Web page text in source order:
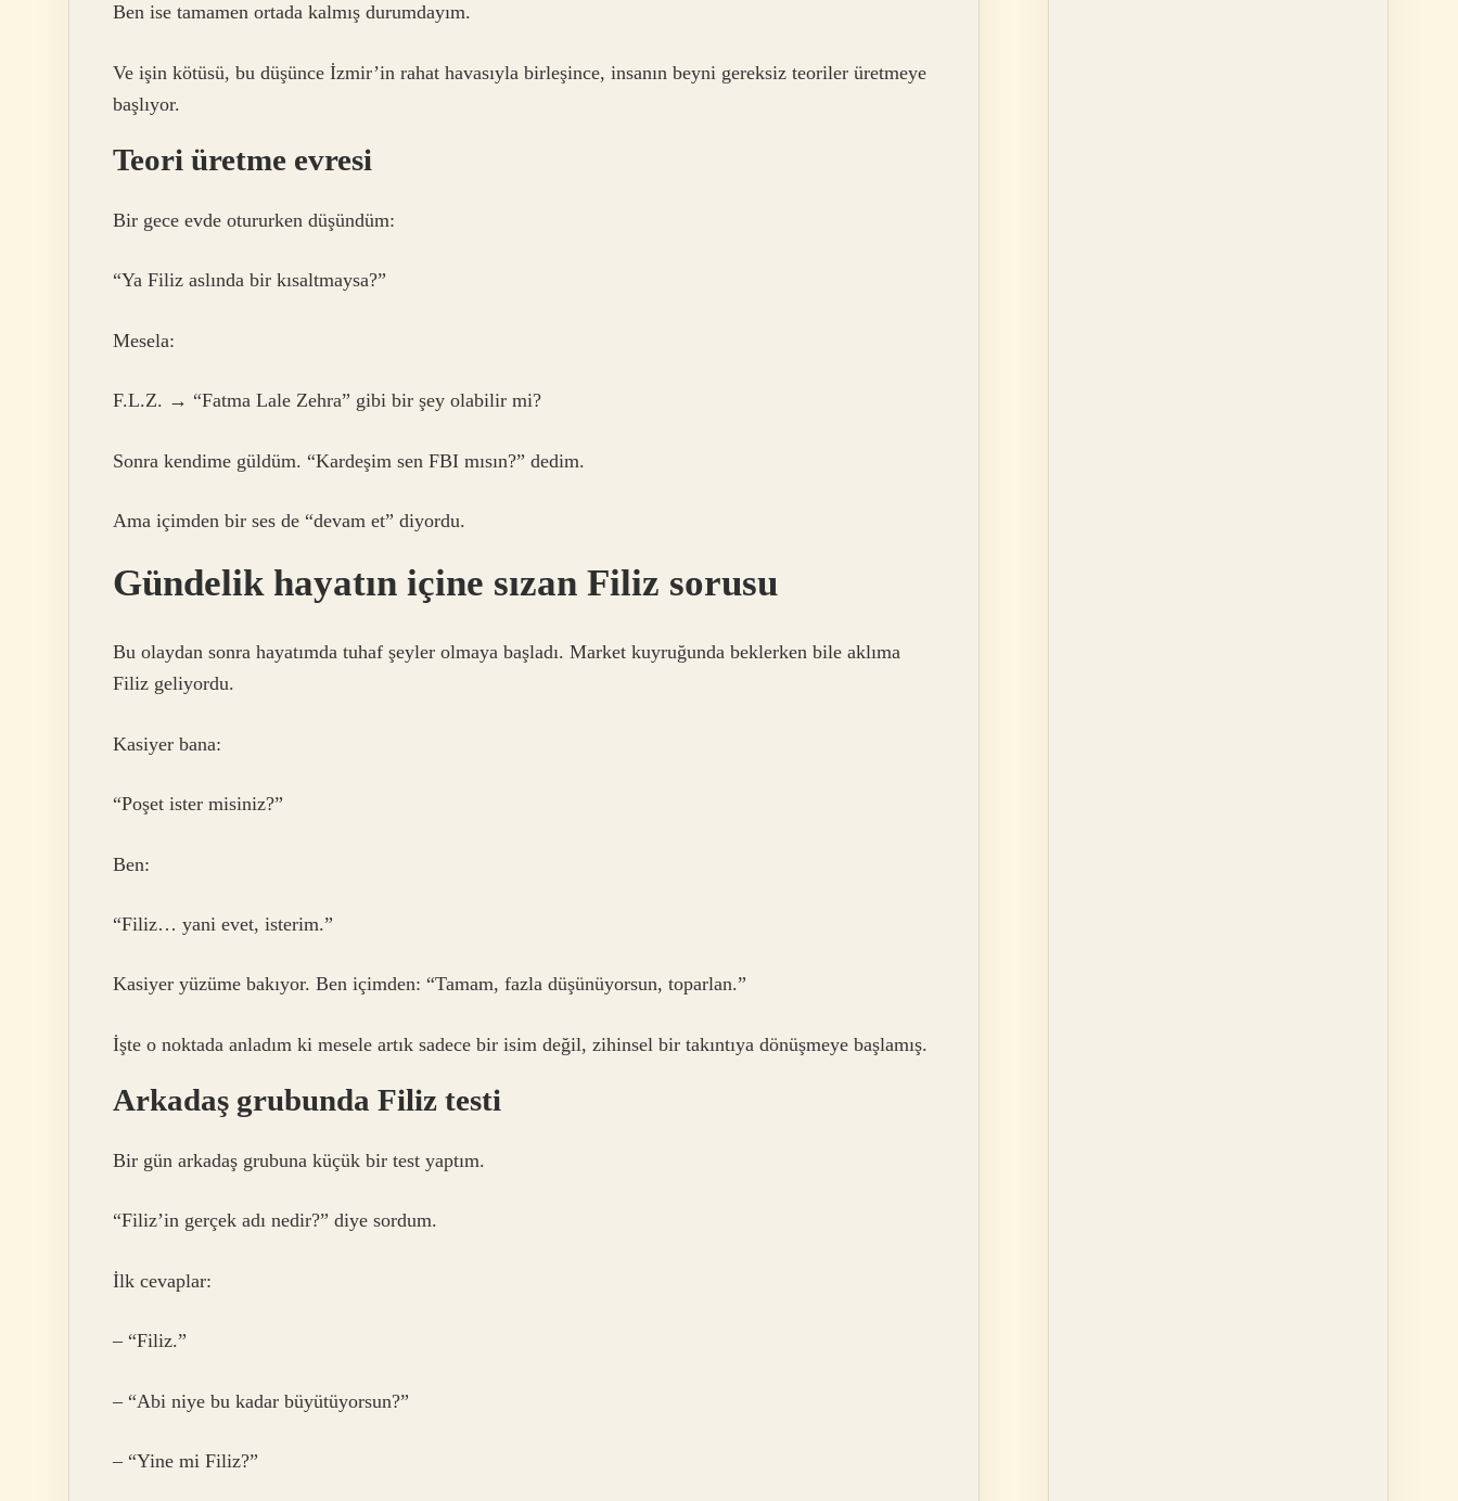
Ben ise tamamen ortada kalmış durumdayım.
Ve işin kötüsü, bu düşünce İzmir’in rahat havasıyla birleşince, insanın beyni gereksiz teoriler üretmeye
başlıyor.
Teori üretme evresi
Bir gece evde otururken düşündüm:
“Ya Filiz aslında bir kısaltmaysa?”
Mesela:
F.L.Z. → “Fatma Lale Zehra” gibi bir şey olabilir mi?
Sonra kendime güldüm. “Kardeşim sen FBI mısın?” dedim.
Ama içimden bir ses de “devam et” diyordu.
Gündelik hayatın içine sızan Filiz sorusu
Bu olaydan sonra hayatımda tuhaf şeyler olmaya başladı. Market kuyruğunda beklerken bile aklıma
Filiz geliyordu.
Kasiyer bana:
“Poşet ister misiniz?”
Ben:
“Filiz… yani evet, isterim.”
Kasiyer yüzüme bakıyor. Ben içimden: “Tamam, fazla düşünüyorsun, toparlan.”
İşte o noktada anladım ki mesele artık sadece bir isim değil, zihinsel bir takıntıya dönüşmeye başlamış.
Arkadaş grubunda Filiz testi
Bir gün arkadaş grubuna küçük bir test yaptım.
“Filiz’in gerçek adı nedir?” diye sordum.
İlk cevaplar:
– “Filiz.”
– “Abi niye bu kadar büyütüyorsun?”
– “Yine mi Filiz?”